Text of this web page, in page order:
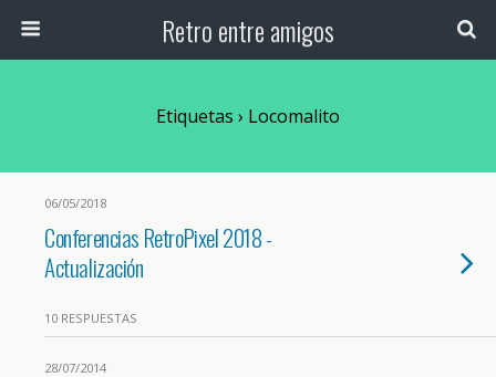
Retro entre amigos
Etiquetas › Locomalito
06/05/2018
Conferencias RetroPixel 2018 -
Actualización
10 RESPUESTAS
28/07/2014